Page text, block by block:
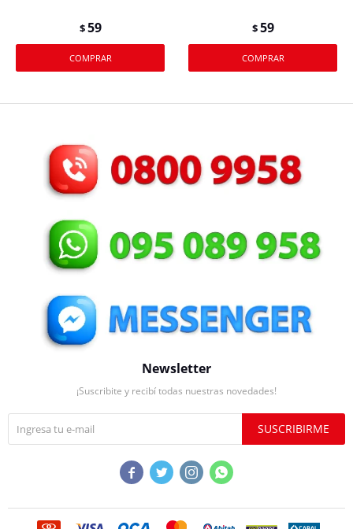
$59 $59
Newsletter
¡Suscribite y recibí todas nuestras novedades!
SUSCRIBIRME
   